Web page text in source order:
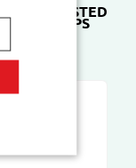
TRUSTED
SHOPS